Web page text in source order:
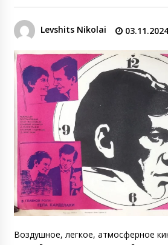
Levshits Nikolai 03.11.2024
Воздушное, легкое, атмосферное